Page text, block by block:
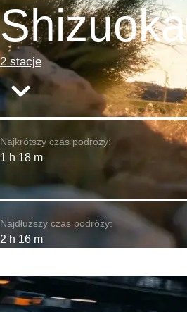
Shizuoka
2 stacje
Najkrótszy czas podróży:
1 h 18 m
Najdłuższy czas podróży:
2 h 16 m